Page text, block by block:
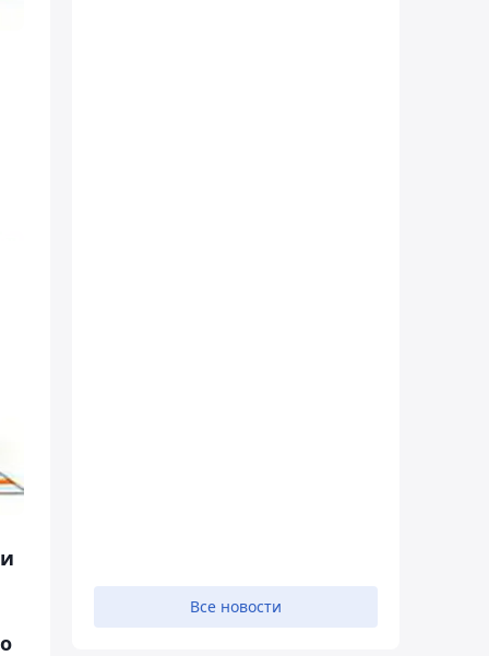
Все новости